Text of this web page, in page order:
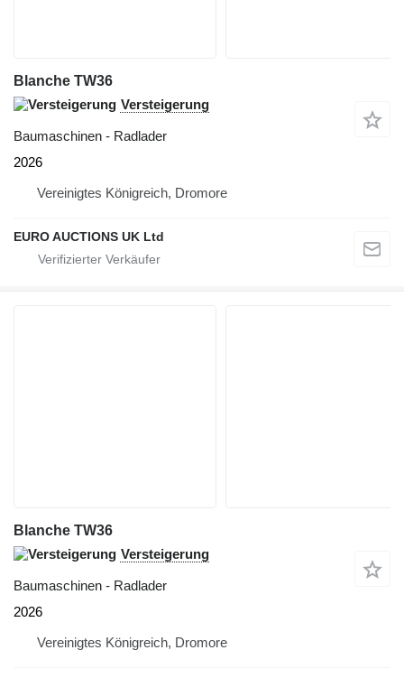
Blanche TW36
Versteigerung
Baumaschinen - Radlader
2026
Vereinigtes Königreich, Dromore
EURO AUCTIONS UK Ltd
Blanche TW36
Versteigerung
Baumaschinen - Radlader
2026
Vereinigtes Königreich, Dromore